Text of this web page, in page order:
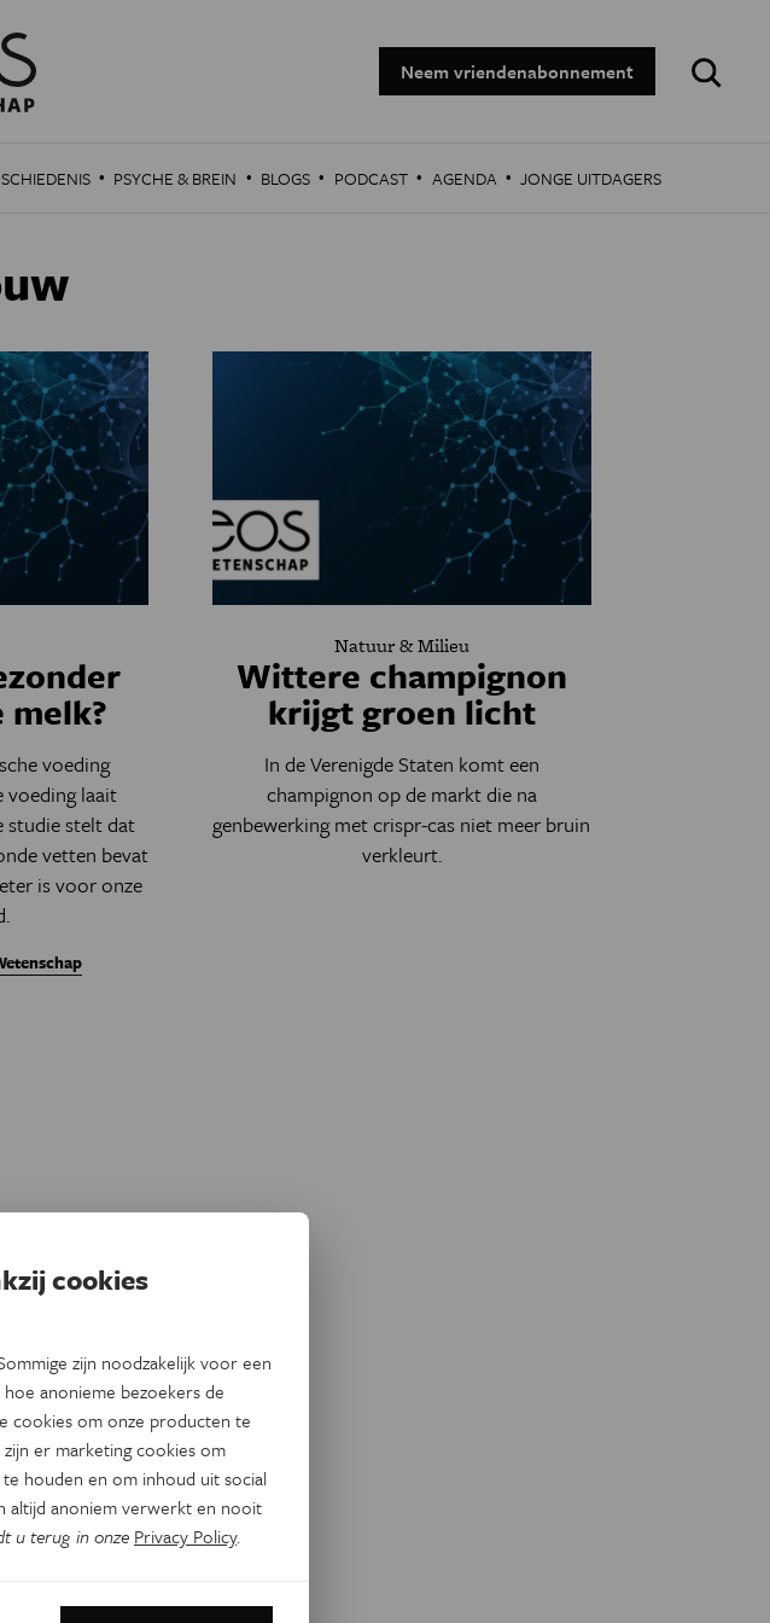
Neem vriendenabonnement
Zoeken:
· PSYCHE & BREIN · BLOGS · PODCAST · AGENDA · JONGE UITDAGERS
melk?
voeding
voeding laait
studie stelt dat
vetten bevat
is voor onze
Natuur & Milieu
Wittere champignon
krijgt groen licht
In de Verenigde Staten komt een
champignon op de markt die na
genbewerking met crispr-cas niet meer bruin
verkleurt.
cookies
zijn noodzakelijk voor een
anonieme bezoekers de
cookies om onze producten te
er marketing cookies om
houden en om inhoud uit social
altijd anoniem verwerkt en nooit
u terug in onze Privacy Policy.